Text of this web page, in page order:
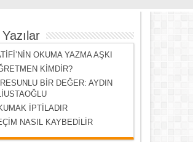
OKUMA YAZMA AŞKI
KİMDİR?
BİR DEĞER: AYDIN
İPTİLADIR
NASIL KAYBEDİLİR